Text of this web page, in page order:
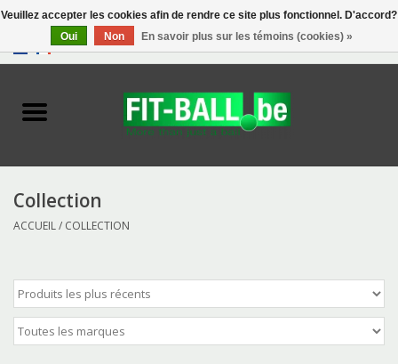
0 Articles - €0,00
Toys
Accessories
Collection
ACCUEIL/ COLLECTION
Veuillez accepter les cookies afin de rendre ce site plus fonctionnel. D'accord?
Oui
Non En savoir plus sur les témoins (cookies) »